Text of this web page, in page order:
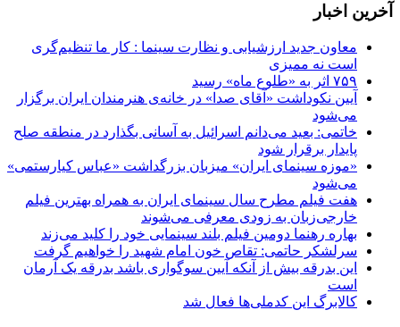
آخرین اخبار
معاون جدید ارزشیابی و نظارت سینما : کار ما تنظیم‌گری
است نه ممیزی
۷۵۹ اثر به «طلوع ماه» رسید
آیین نکوداشت «آقای صدا» در خانه‌ی هنرمندان ایران برگزار
می‌شود
خاتمی: بعید می‌دانم اسرائیل به آسانی بگذارد در منطقه صلح
پایدار برقرار شود
«موزه سینمای ایران» میزبان بزرگداشت «عباس کیارستمی»
می‌شود
هفت فیلم مطرح سال سینمای ایران به همراه بهترین فیلم
خارجی‌زبان به زودی معرفی می‌شوند
بهاره رهنما دومین فیلم بلند سینمایی خود را کلید می‌زند
سرلشکر حاتمی: تقاص خون امام شهید را خواهیم گرفت
این بدرقه بیش از آنکه آیین سوگواری باشد بدرقه یک آرمان
است
کالابرگ این کدملی‌ها فعال شد